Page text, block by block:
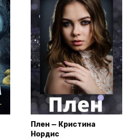
Плен — Кристина
Нордис